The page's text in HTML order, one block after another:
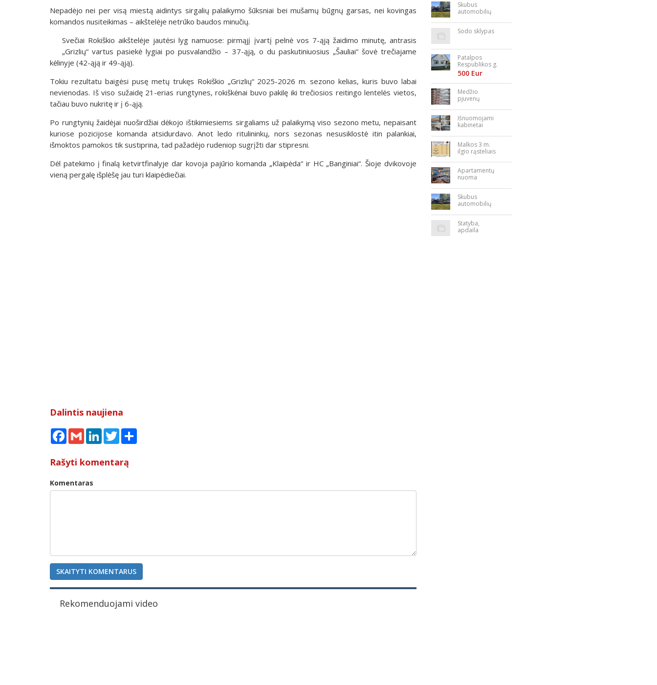
Nepadėjo nei per visą miestą aidintys sirgalių palaikymo šūksniai bei mušamų būgnų garsas, nei kovingas
komandos nusiteikimas – aikštelėje netrūko baudos minučių.
Svečiai Rokiškio aikštelėje jautėsi lyg namuose: pirmąjį įvartį pelnė vos 7-ąją žaidimo minutę, antrasis
„Grizlių“ vartus pasiekė lygiai po pusvalandžio – 37-ąją, o du paskutiniuosius „Šauliai“ šovė trečiajame
kėlinyje (42-ąją ir 49-ąją).
Tokiu rezultatu baigėsi pusę metų trukęs Rokiškio „Grizlių“ 2025-2026 m. sezono kelias, kuris buvo labai
nevienodas. Iš viso sužaidę 21-erias rungtynes, rokiškėnai buvo pakilę iki trečiosios reitingo lentelės vietos,
tačiau buvo nukritę ir į 6-ąją.
Po rungtynių žaidėjai nuoširdžiai dėkojo ištikimiesiems sirgaliams už palaikymą viso sezono metu, nepaisant
kuriose pozicijose komanda atsidurdavo. Anot ledo ritulininkų, nors sezonas nesusiklostė itin palankiai,
išmoktos pamokos tik sustiprina, tad pažadėjo rudeniop sugrįžti dar stipresni.
Dėl patekimo į finalą ketvirtfinalyje dar kovoja pajūrio komanda „Klaipėda“ ir HC „Banginiai“. Šioje dvikovoje
vieną pergalę išplėšę jau turi klaipėdiečiai.
Dalintis naujiena
FacebookGmail LinkedInTwitter
Rašyti komentarą
Komentaras
SKAITYTI KOMENTARUS
Rekomenduojami video
Skubus
automobilių
Sodo sklypas
Patalpos
Respublikos g.
23
500 Eur
Medžio
pjuvenų
briketai
Išnuomojami
kabinetai
bės aikštėje
Malkos 3 m.
ilgio rąsteliais
Apartamentų
nuoma
Skubus
automobilių
Statyba,
apdaila